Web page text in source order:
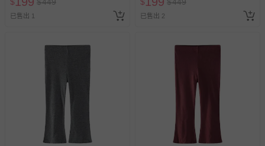
$ $449
已售出 1
$ $449
已售出 2